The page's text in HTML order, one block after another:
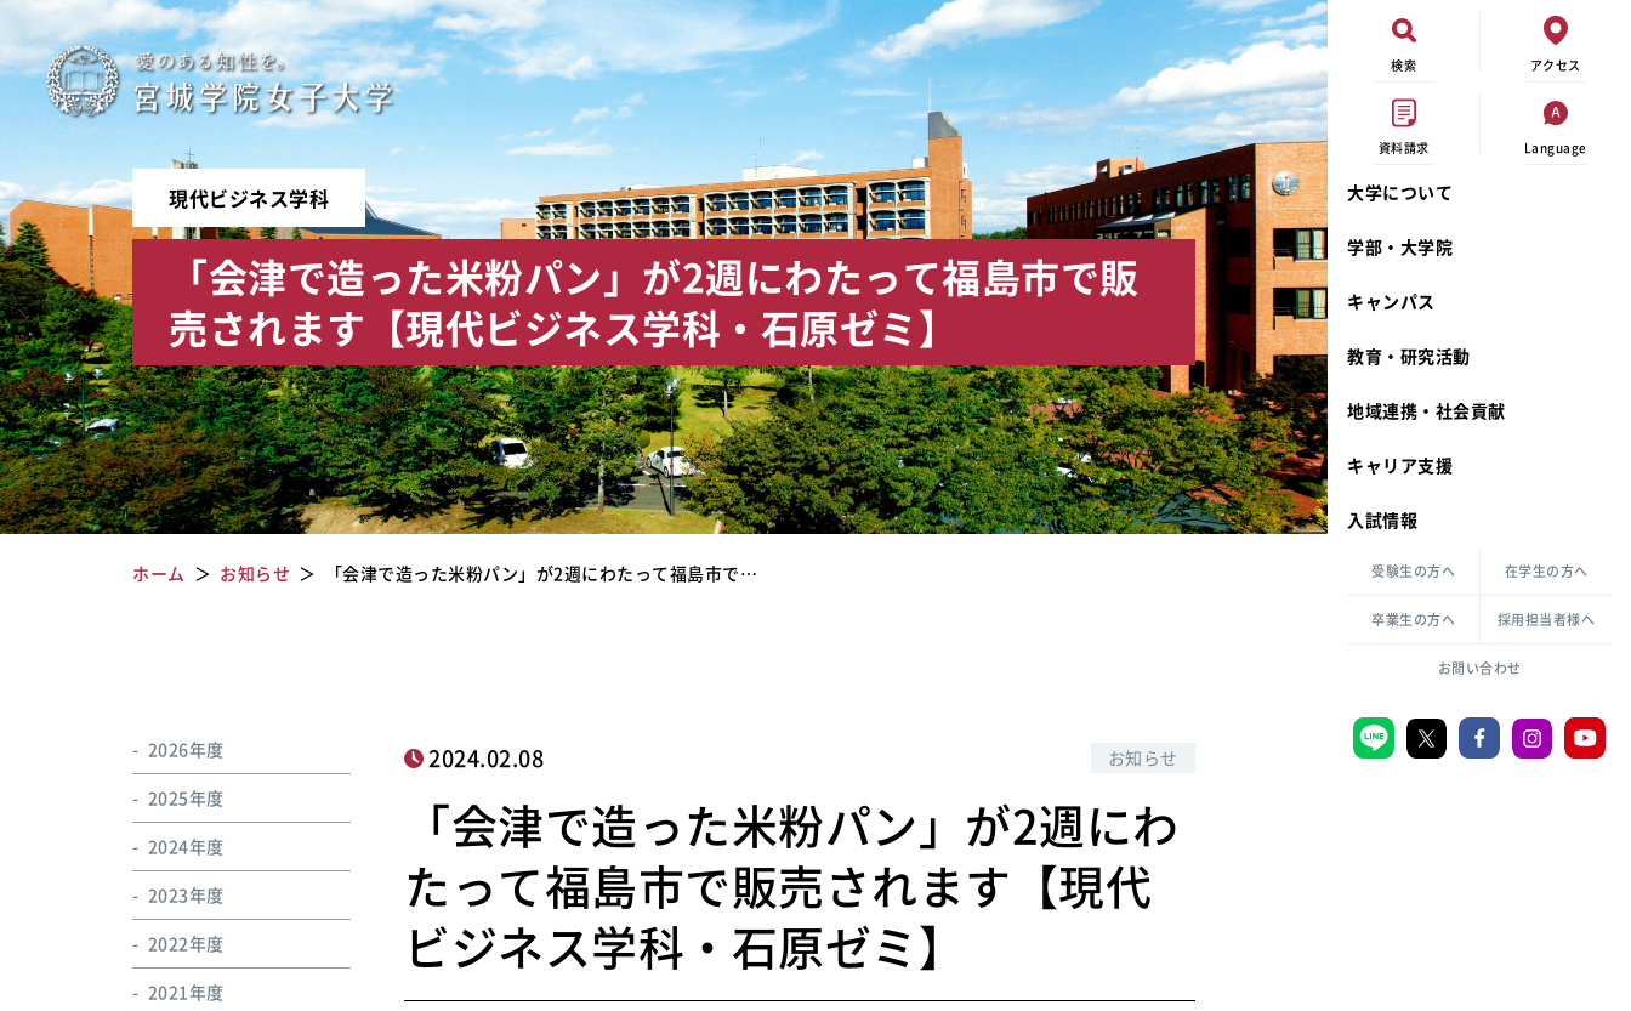
検索 アクセス
資料請求 Language
大学について
宮城学院 校歌
礼拝堂
カリキュラム・ポリシー
倫理憲章
ハラスメントの防止
共生のための多様性宣言
学部・大学院
生活文化デザイン学科
一般教育課程
キャンパス
奨学金
大学祭
キャンパスメンバーズ
教職センター
学芸員課程
図書館司書課程
教育・研究活動動物実験に関する情報公開
キリスト教文化研究所
生活環境科学研究所
地域連携・社会貢献
カリキュラム・入室方法
キャリア支援
入試情報
受験生の方へ 在学生の方へ
卒業生の方へ 採用担当者様へ
お問い合わせ
宮
城
学
院
女
子
大
学
現代ビジネス学科
「会津で造った米粉パン」が2週にわたって福島市で販
売されます【現代ビジネス学科・石原ゼミ】
ホーム お知らせ 「会津で造った米粉パン」が2週にわたって福島市で…
2024.02.08 お知らせ
「会津で造った米粉パン」が2週にわ
たって福島市で販売されます【現代
ビジネス学科・石原ゼミ】
2026年度
2025年度
2024年度
2023年度
2022年度
2021年度